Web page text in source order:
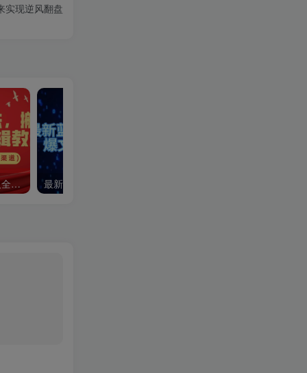
实现逆风翻盘
最新短剧推广玩法，搬运及全套原创剪辑教程(附完整渠道)，小白轻松日入2000+